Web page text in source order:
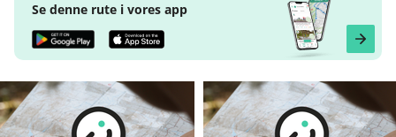
Se denne rute i vores app